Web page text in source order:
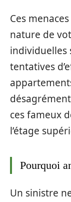
Ces
nature de
individuelles
tentatives
ces fameux
l’étage
Pourquoi
Un sinistre